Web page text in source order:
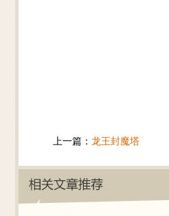
上一篇： 龙王封魔塔